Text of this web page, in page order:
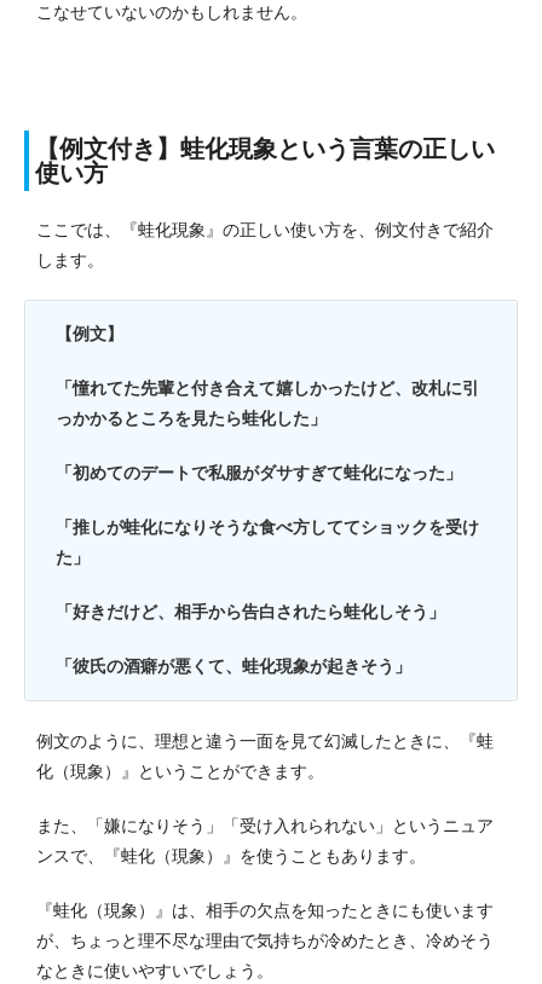
こなせていないのかもしれません。
【例文付き】蛙化現象という言葉の正しい
使い方
ここでは、『蛙化現象』の正しい使い方を、例文付きで紹介
します。
【例文】
「憧れてた先輩と付き合えて嬉しかったけど、改札に引
っかかるところを見たら蛙化した」
「初めてのデートで私服がダサすぎて蛙化になった」
「推しが蛙化になりそうな食べ方しててショックを受け
た」
「好きだけど、相手から告白されたら蛙化しそう」
「彼氏の酒癖が悪くて、蛙化現象が起きそう」
例文のように、理想と違う一面を見て幻滅したときに、『蛙
化（現象）』ということができます。
また、「嫌になりそう」「受け入れられない」というニュア
ンスで、『蛙化（現象）』を使うこともあります。
『蛙化（現象）』は、相手の欠点を知ったときにも使います
が、ちょっと理不尽な理由で気持ちが冷めたとき、冷めそう
なときに使いやすいでしょう。